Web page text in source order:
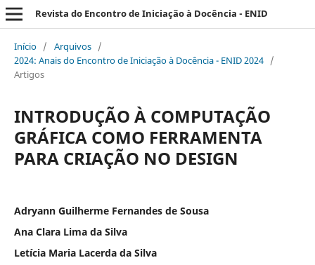
Revista do Encontro de Iniciação à Docência - ENID
Início / Arquivos /
2024: Anais do Encontro de Iniciação à Docência - ENID 2024 /
Artigos
INTRODUÇÃO À COMPUTAÇÃO
GRÁFICA COMO FERRAMENTA
PARA CRIAÇÃO NO DESIGN
Adryann Guilherme Fernandes de Sousa
Ana Clara Lima da Silva
Letícia Maria Lacerda da Silva